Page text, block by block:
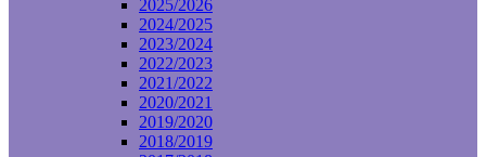
2025/2026
2024/2025
2023/2024
2022/2023
2021/2022
2020/2021
2019/2020
2018/2019